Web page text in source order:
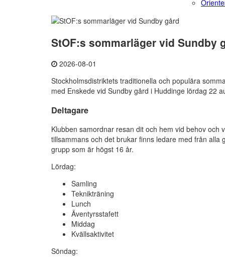
StOF:s sommarläger vid Sundby
2026-08-01
Stockholmsdistriktets traditionella och populära
med Enskede vid Sundby gård i Huddinge lördag 22
Deltagare
Klubben samordnar resan dit och hem vid behov och
tillsammans och det brukar finns ledare med från
grupp som är högst 16 år.
Lördag:
Samling
Teknikträning
Lunch
Äventyrsstafett
Middag
Kvällsaktivitet
Söndag: